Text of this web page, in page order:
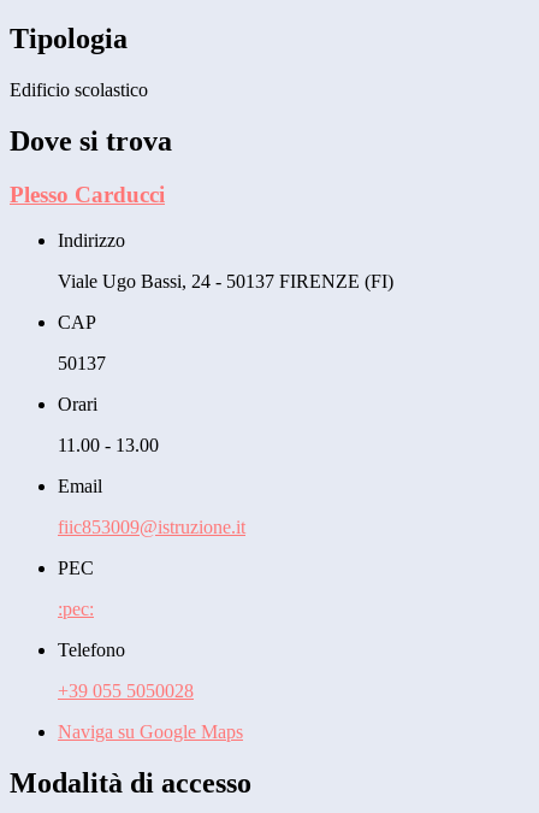
Tipologia
Edificio scolastico
Dove si trova
Plesso Carducci
Indirizzo
Viale Ugo Bassi, 24 - 50137 FIRENZE (FI)
CAP
50137
Orari
11.00 - 13.00
Email
fiic853009@istruzione.it
PEC
:pec:
Telefono
+39 055 5050028
Naviga su Google Maps
Modalità di accesso